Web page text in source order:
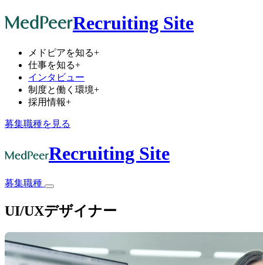
Recruiting Site
メドピアを知る+
仕事を知る+
インタビュー
制度と働く環境+
採用情報+
募集職種を見る
Recruiting Site
募集職種
UI/UXデザイナー